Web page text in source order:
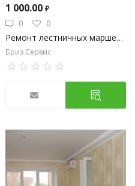
1 000.00 ₽
0
0
Ремонт лестничных маршей, реставрация сколов ступеней
Бриз Сервис